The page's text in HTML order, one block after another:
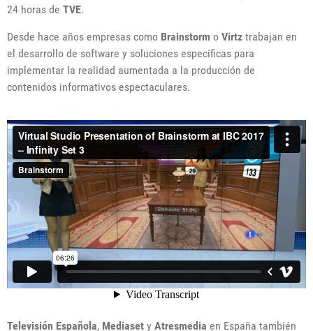
24 horas de TVE.
Desde hace años empresas como Brainstorm o Virtz trabajan en
el desarrollo de software y soluciones específicas para
implementar la realidad aumentada a la producción de
contenidos informativos espectaculares.
Televisión Española, Mediaset y Atresmedia en España también